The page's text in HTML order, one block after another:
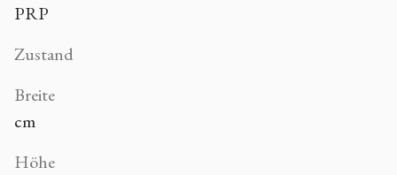
PRP
Zustand
Breite
cm
Höhe